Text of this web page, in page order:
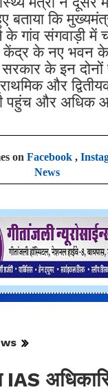
बताया कि
के गांव संगवाड़ी में
केंद्र के नए भवन के
सरकार के इन
और
पहुंच और अधिक
on Facebook,
News
IAS